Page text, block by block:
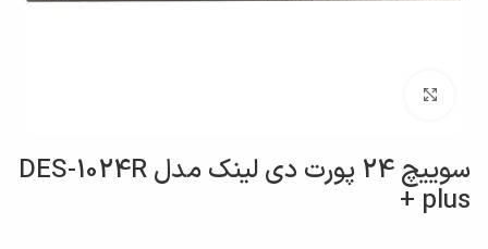
سوییچ 24 پورت دی لینک مدل DES-1024R
plus +